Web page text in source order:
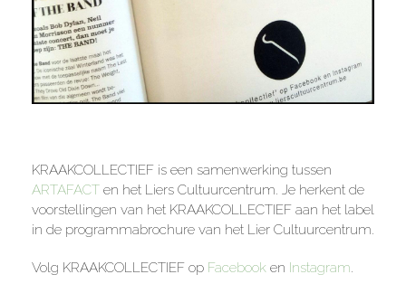
KRAAKCOLLECTIEF is een samenwerking tussen
ARTAFACT en het Liers Cultuurcentrum. Je herkent de
voorstellingen van het KRAAKCOLLECTIEF aan het label
in de programmabrochure van het Lier Cultuurcentrum.
Volg KRAAKCOLLECTIEF op Facebook en Instagram.